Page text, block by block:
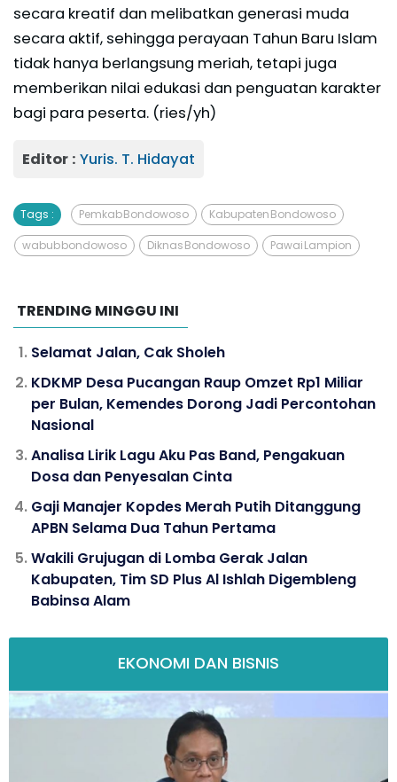
secara kreatif dan melibatkan generasi muda
secara aktif, sehingga perayaan Tahun Baru Islam
tidak hanya berlangsung meriah, tetapi juga
memberikan nilai edukasi dan penguatan karakter
bagi para peserta. (ries/yh)
Editor : Yuris. T. Hidayat
Tags : Pemkab Bondowoso Kabupaten Bondowoso
wabub bondowoso Diknas Bondowoso Pawai Lampion
TRENDING MINGGU INI
Selamat Jalan, Cak Sholeh
KDKMP Desa Pucangan Raup Omzet Rp1 Miliar
per Bulan, Kemendes Dorong Jadi Percontohan
Nasional
Analisa Lirik Lagu Aku Pas Band, Pengakuan
Dosa dan Penyesalan Cinta
Gaji Manajer Kopdes Merah Putih Ditanggung
APBN Selama Dua Tahun Pertama
Wakili Grujugan di Lomba Gerak Jalan
Kabupaten, Tim SD Plus Al Ishlah Digembleng
Babinsa Alam
EKONOMI DAN BISNIS